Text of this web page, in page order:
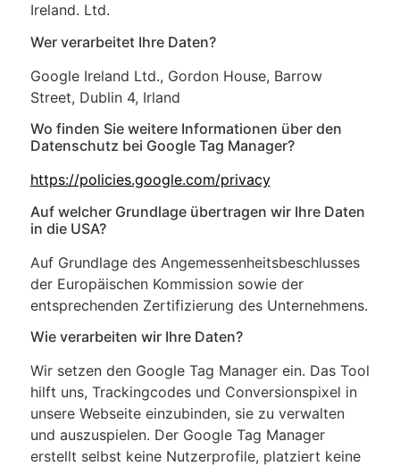
Ireland. Ltd.
Wer verarbeitet Ihre Daten?
Google Ireland Ltd., Gordon House, Barrow
Street, Dublin 4, Irland
Wo finden Sie weitere Informationen über den
Datenschutz bei Google Tag Manager?
https://policies.google.com/privacy
Auf welcher Grundlage übertragen wir Ihre Daten
in die USA?
Auf Grundlage des Angemessenheitsbeschlusses
der Europäischen Kommission sowie der
entsprechenden Zertifizierung des Unternehmens.
Wie verarbeiten wir Ihre Daten?
Wir setzen den Google Tag Manager ein. Das Tool
hilft uns, Trackingcodes und Conversionspixel in
unsere Webseite einzubinden, sie zu verwalten
und auszuspielen. Der Google Tag Manager
erstellt selbst keine Nutzerprofile, platziert keine